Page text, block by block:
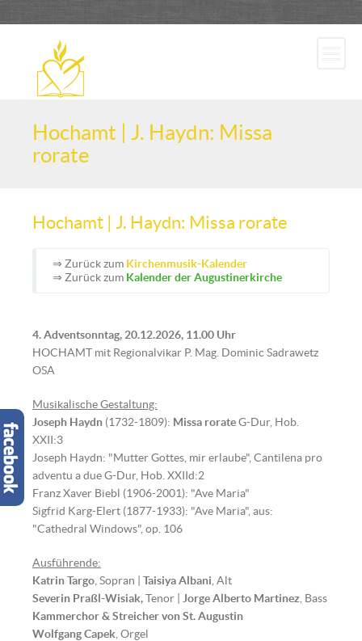
Hochamt | J. Haydn: Missa
rorate
Hochamt | J. Haydn: Missa rorate
⇒ Zurück zum Kirchenmusik-Kalender
⇒ Zurück zum Kalender der Augustinerkirche
4. Adventsonntag, 20.12.2026, 11.00 Uhr
HOCHAMT mit Regionalvikar P. Mag. Dominic Sadrawetz
OSA
Musikalische Gestaltung:
Joseph Haydn (1732-1809): Missa rorateG-Dur, Hob.
XXII:3
Joseph Haydn: "Mutter Gottes, mir erlaube", Cantilena pro
adventu a due G-Dur, Hob. XXIId:2
Franz Xaver Biebl (1906-2001): "Ave Maria"
Sigfrid Karg-Elert (1877-1933): "Ave Maria", aus:
"Cathedral Windows", op. 106
Ausführende:
Katrin Targo , Sopran | Taisiya Albani , Alt
Severin Praßl-Wisiak,Tenor | Jorge Alberto Martinez , Bass
Kammerchor & Streicher von St. Augustin
Wolfgang Capek , Orgel